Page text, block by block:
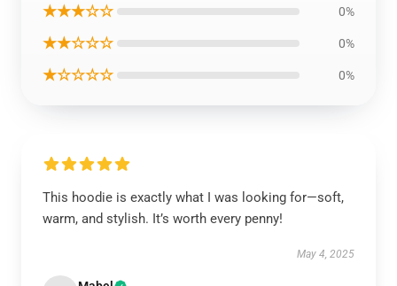
★★★☆☆ 0%
★★☆☆☆ 0%
★☆☆☆☆ 0%
This hoodie is exactly what I was looking for—soft,
warm, and stylish. It’s worth every penny!
May 4, 2025